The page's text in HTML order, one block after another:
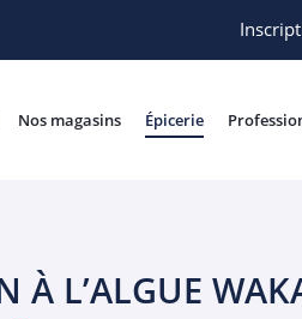
Nos magasins Épicerie
À L’ALGUE